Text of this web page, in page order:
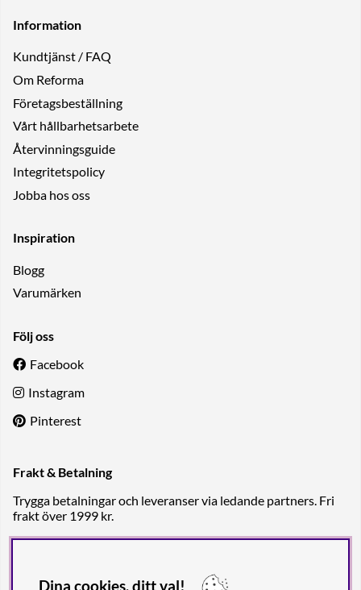
Information
Kundtjänst / FAQ
Om Reforma
Företagsbeställning
Vårt hållbarhetsarbete
Återvinningsguide
Integritetspolicy
Jobba hos oss
Inspiration
Blogg
Varumärken
Följ oss
Facebook
Instagram
Pinterest
Frakt & Betalning
Trygga betalningar och leveranser via ledande partners. Fri
frakt över 1999 kr.
Dina cookies, ditt val!